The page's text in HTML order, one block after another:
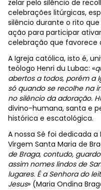
zelar pelo silêncio de
celebrações litúrgicas,
silêncio durante o rito
ação para participar
celebração que favorece
A Igreja católica, isto é,
teólogo Henri du Lubac: «
abertos a todos, porém a
só quando se recolhe na
no silêncio da adoração.
divino-humana, santa e
histórica e escatológica.
A nossa Sé foi dedicada
Virgem Santa Maria de
de Braga, contudo,
assim nomes lindos de
lugares. É a Senhora do
Jesus» (Maria Ondina